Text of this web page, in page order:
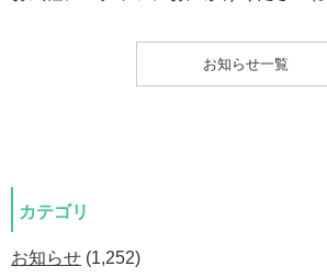
お知らせ一覧
カテゴリ
お知らせ (1,252)